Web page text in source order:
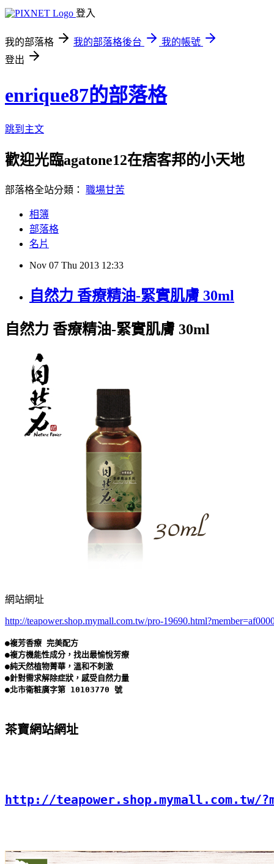
登入
我的部落格 我的部落格後台
我的帳號
登出
enrique87的部落格
跳到主文
歡迎光臨agatone12在痞客邦的小天地
部落格全站分類： 職場甘苦
相簿
部落格
名片
Nov 07 Thu 2013 12:33
自然力 香療精油-緊實肌膚 30ml
自然力 香療精油-緊實肌膚 30ml
網站網址
http://teapower.shop.mymall.com.tw/pro-
●複芳香療 完美配方
●複方機能性成分，找出最愉悅芳療
●純天然植物菁華，溫和不刺激
●針對需求解除症狀，感受自然力量
茶寶網站網址
http://teapower.shop.mymall.com.tw/